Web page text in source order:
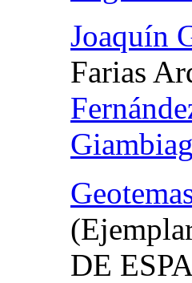
Joaquín
Farias
DE